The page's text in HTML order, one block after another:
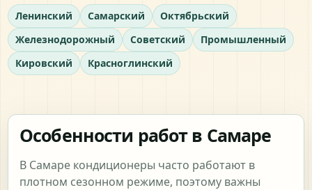
Ленинский Самарский
Октябрьский
Железнодорожный
Советский
Промышленный
Кировский
Красноглинский
Особенности работ в Самаре
В Самаре кондиционеры часто работают в
плотном сезонном режиме, поэтому важны